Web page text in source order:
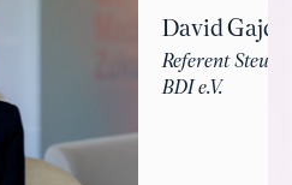
David Gajda
Referent
BDI e.V.